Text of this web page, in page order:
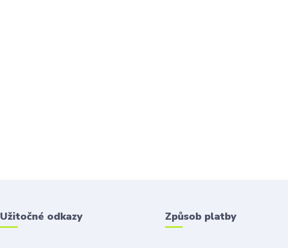
Užitočné odkazy Způsob platby